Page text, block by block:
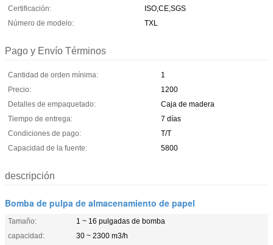
Certificación:
ISO,CE,SGS
Número de modelo:
TXL
Pago y Envío Términos
Cantidad de orden mínima:
1
Precio:
1200
Detalles de empaquetado:
Caja de madera
Tiempo de entrega:
7 días
Condiciones de pago:
T/T
Capacidad de la fuente:
5800
descripción
Bomba de pulpa de almacenamiento de papel
Tamaño:
1 ~ 16 pulgadas de bomba
capacidad:
30 ~ 2300 m3/h